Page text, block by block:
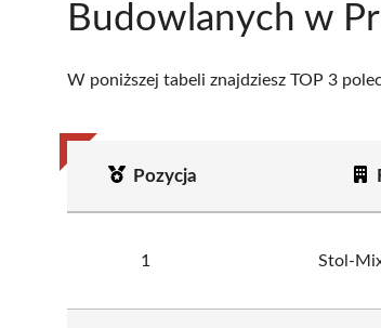
Budowlanych w
W poniższej tabeli znajdziesz TOP 3
Pozycja
1 Stol-